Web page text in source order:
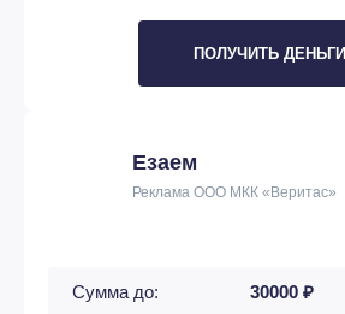
ПОЛУЧИТЬ ДЕНЬГИ
Езаем
Реклама ООО МКК «Веритас»
Сумма до: 30000 ₽